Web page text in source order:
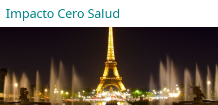
Impacto Cero Salud